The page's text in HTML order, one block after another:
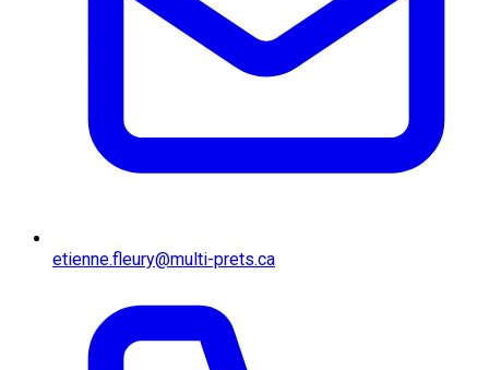
etienne.fleury@multi-prets.ca